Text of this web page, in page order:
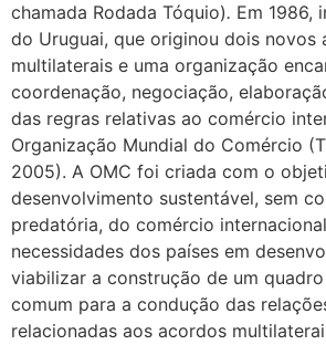
chamada Rodada Tóquio). Em 1986,
do Uruguai, que originou dois novos
multilaterais e uma organização
coordenação, negociação,
das regras relativas ao comércio
Organização Mundial do Comércio
2005). A OMC foi criada com o
desenvolvimento sustentável, sem
predatória, do comércio
necessidades dos países em
viabilizar a construção de um
comum para a condução das
relacionadas aos acordos